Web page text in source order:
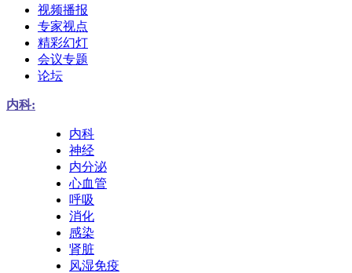
视频播报
专家视点
精彩幻灯
会议专题
论坛
内科:
内科
神经
内分泌
心血管
呼吸
消化
感染
肾脏
风湿免疫